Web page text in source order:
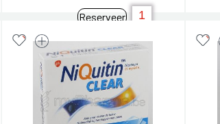
Reserveer